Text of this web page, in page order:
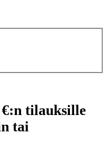
tilauksille
tai